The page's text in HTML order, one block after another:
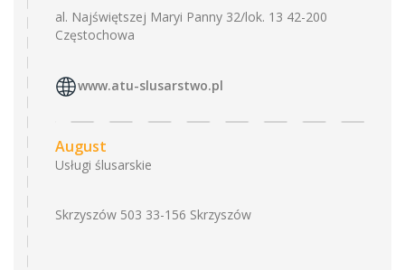
al. Najświętszej Maryi Panny 32/lok. 13 42-200
Częstochowa
www.atu-slusarstwo.pl
August
Usługi ślusarskie
Skrzyszów 503 33-156 Skrzyszów